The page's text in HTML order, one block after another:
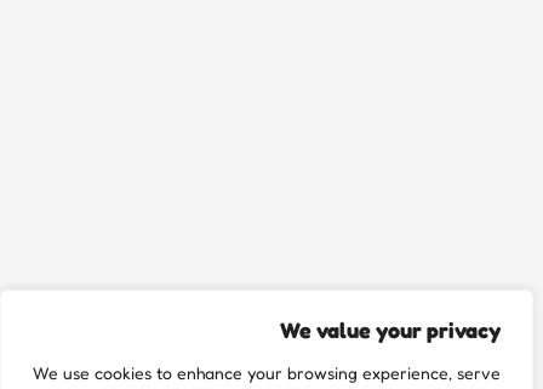
We value your privacy
We use cookies to enhance your browsing experience, serve